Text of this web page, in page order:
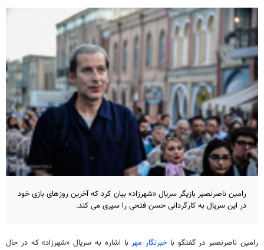
رامین ناصرنصیر بازیگر سریال «شهرزاد» بیان کرد که آخرین روزهای بازی خود
در این سریال به کارگردانی حسن فتحی را سپری می کند.
رامین ناصرنصیر در گفتگو با خبرنگار مهر با اشاره به سریال «شهرزاد» که در حال